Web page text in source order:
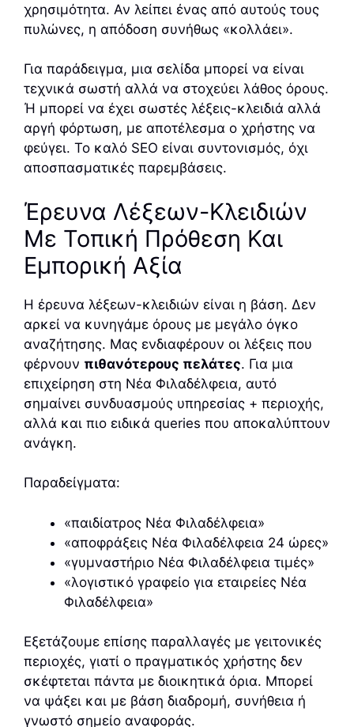
χρησιμότητα. Αν λείπει ένας από αυτούς τους
πυλώνες, η απόδοση συνήθως «κολλάει».
Για παράδειγμα, μια σελίδα μπορεί να είναι
τεχνικά σωστή αλλά να στοχεύει λάθος όρους.
Ή μπορεί να έχει σωστές λέξεις-κλειδιά αλλά
αργή φόρτωση, με αποτέλεσμα ο χρήστης να
φεύγει. Το καλό SEO είναι συντονισμός, όχι
αποσπασματικές παρεμβάσεις.
Έρευνα Λέξεων-Κλειδιών
Με Τοπική Πρόθεση Και
Εμπορική Αξία
Η έρευνα λέξεων-κλειδιών είναι η βάση. Δεν
αρκεί να κυνηγάμε όρους με μεγάλο όγκο
αναζήτησης. Μας ενδιαφέρουν οι λέξεις που
φέρνουν πιθανότερους πελάτες. Για μια
επιχείρηση στη Νέα Φιλαδέλφεια, αυτό
σημαίνει συνδυασμούς υπηρεσίας + περιοχής,
αλλά και πιο ειδικά queries που αποκαλύπτουν
ανάγκη.
Παραδείγματα:
«παιδίατρος Νέα Φιλαδέλφεια»
«αποφράξεις Νέα Φιλαδέλφεια 24 ώρες»
«γυμναστήριο Νέα Φιλαδέλφεια τιμές»
«λογιστικό γραφείο για εταιρείες Νέα
Φιλαδέλφεια»
Εξετάζουμε επίσης παραλλαγές με γειτονικές
περιοχές, γιατί ο πραγματικός χρήστης δεν
σκέφτεται πάντα με διοικητικά όρια. Μπορεί
να ψάξει και με βάση διαδρομή, συνήθεια ή
γνωστό σημείο αναφοράς.